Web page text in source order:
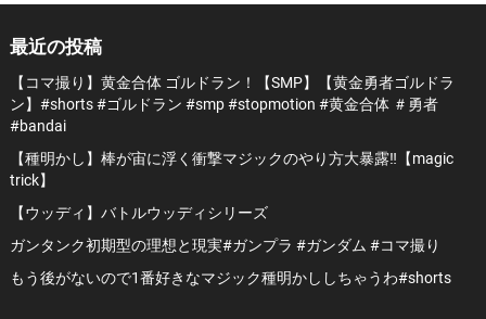
最近の投稿
【コマ撮り】黄金合体 ゴルドラン！【SMP】【黄金勇者ゴルドラ
ン】#shorts #ゴルドラン #smp #stopmotion #黄金合体 ＃勇者
#bandai
【種明かし】棒が宙に浮く衝撃マジックのやり方大暴露‼️【magic
trick】
【ウッディ】バトルウッディシリーズ
ガンタンク初期型の理想と現実#ガンプラ #ガンダム #コマ撮り
もう後がないので1番好きなマジック種明かししちゃうわ#shorts